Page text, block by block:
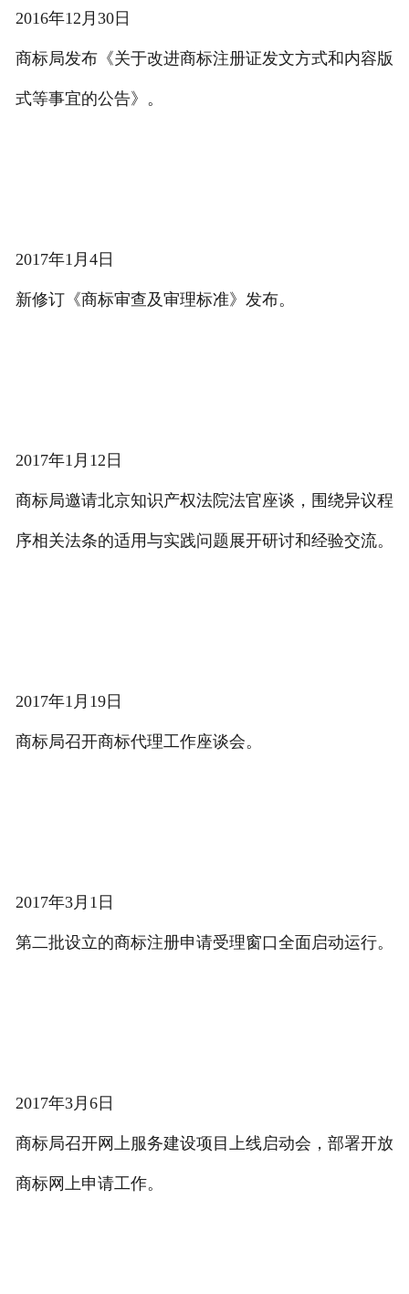
2016年12月30日
商标局发布《关于改进商标注册证发文方式和内容版
式等事宜的公告》。
2017年1月4日
新修订《商标审查及审理标准》发布。
2017年1月12日
商标局邀请北京知识产权法院法官座谈，围绕异议程
序相关法条的适用与实践问题展开研讨和经验交流。
2017年1月19日
商标局召开商标代理工作座谈会。
2017年3月1日
第二批设立的商标注册申请受理窗口全面启动运行。
2017年3月6日
商标局召开网上服务建设项目上线启动会，部署开放
商标网上申请工作。